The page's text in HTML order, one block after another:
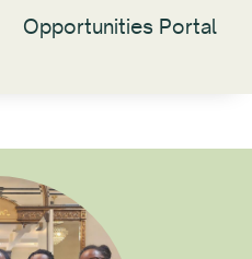
Opportunities Portal
Opportunities Portal